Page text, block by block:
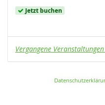
Jetzt buchen
Vergangene